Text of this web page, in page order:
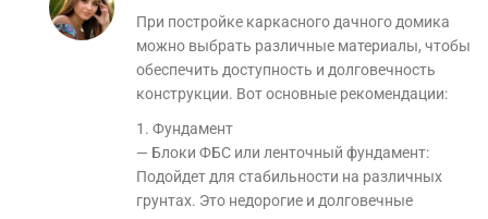
При постройке каркасного дачного домика
можно выбрать различные материалы, чтобы
обеспечить доступность и долговечность
конструкции. Вот основные рекомендации:
1. Фундамент
— Блоки ФБС или ленточный фундамент:
Подойдет для стабильности на различных
грунтах. Это недорогие и долговечные